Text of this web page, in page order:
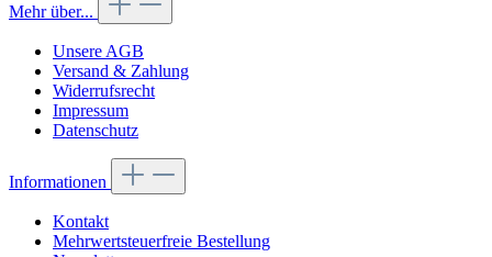
Mehr über...
Unsere AGB
Versand & Zahlung
Widerrufsrecht
Impressum
Datenschutz
Informationen
Kontakt
Mehrwertsteuerfreie Bestellung